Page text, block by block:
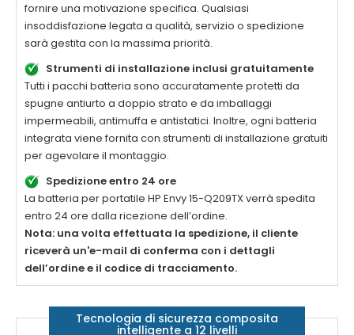
fornire una motivazione specifica. Qualsiasi
insoddisfazione legata a qualità, servizio o spedizione
sarà gestita con la massima priorità.
Strumenti di installazione inclusi gratuitamente
Tutti i pacchi batteria sono accuratamente protetti da
spugne antiurto a doppio strato e da imballaggi
impermeabili, antimuffa e antistatici. Inoltre, ogni batteria
integrata viene fornita con strumenti di installazione gratuiti
per agevolare il montaggio.
Spedizione entro 24 ore
La batteria per portatile HP Envy 15-Q209TXverrà spedita
entro 24 ore dalla ricezione dell’ordine.
Nota: una volta effettuata la spedizione, il cliente
riceverà un'e-mail di conferma con i dettagli
dell’ordine e il codice di tracciamento.
Tecnologia di sicurezza composita
intelligente a 12 livelli